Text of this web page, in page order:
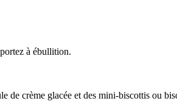
à ébullition.
de crème glacée et des mini-biscottis ou